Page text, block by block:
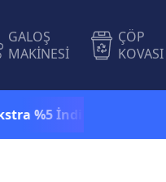
GALOŞ
MAKİNESİ
ÇÖP
KOVASI
İndirim! 1.500 TL